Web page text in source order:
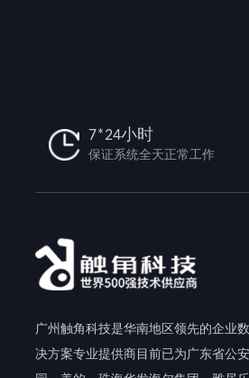
7*24小时
保证系统全天正常工作
广州触角科技是华南地区领先的企业
决方案专业提供商目前已为广东省公